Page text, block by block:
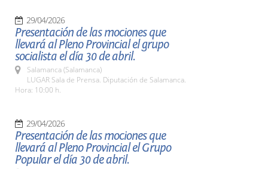
29/04/2026
Presentación de las mociones que
llevará al Pleno Provincial el grupo
socialista el día 30 de abril.
Salamanca (Salamanca)
LUGAR Sala de Prensa. Diputación de Salamanca.
Hora: 10:00 h.
29/04/2026
Presentación de las mociones que
llevará al Pleno Provincial el Grupo
Popular el día 30 de abril.